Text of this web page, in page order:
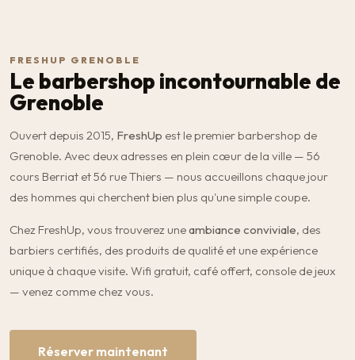
FRESHUP GRENOBLE
Le barbershop incontournable de
Grenoble
Ouvert depuis 2015, FreshUp est le premier barbershop de
Grenoble. Avec deux adresses en plein cœur de la ville — 56
cours Berriat et 56 rue Thiers — nous accueillons chaque jour
des hommes qui cherchent bien plus qu'une simple coupe.
Chez FreshUp, vous trouverez uneambiance conviviale, des
barbiers certifiés, des produits de qualité et une expérience
unique à chaque visite. Wifi gratuit, café offert, console de jeux
— venez comme chez vous.
Réserver maintenant